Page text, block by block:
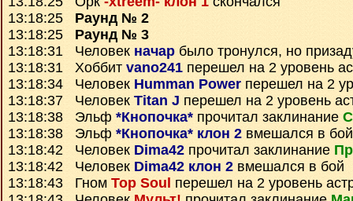
13:18:25 Раунд № 2
13:18:25 Раунд № 3
13:18:31 Человек начар было тронулся, но
13:18:31 Хоббит vano241 перешел на 2 уровень
13:18:34 Человек Humman Power перешел на 2
13:18:37 Человек Titan J перешел на 2 уровень
13:18:38 Эльф *Кнопочка* прочитал заклинание
13:18:38 Эльф *Кнопочка* клон 2 вмешался в бой
13:18:42 Человек Dima42 прочитал заклинание
13:18:42 Человек Dima42 клон 2 вмешался в бой
13:18:43 Гном Top Soul перешел на 2 уровень